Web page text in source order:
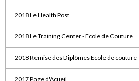
2018 Le Health Post
2018 Le Training Center - Ecole de Couture
2018 Remise des Diplômes Ecole de couture
2017 Page d'Acueil